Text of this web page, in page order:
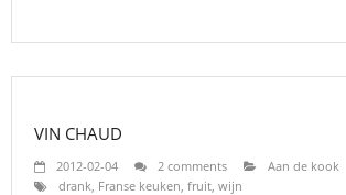
VIN CHAUD
2012-02-04 2 comments
Aan de kook
drank, Franse keuken, fruit, wijn